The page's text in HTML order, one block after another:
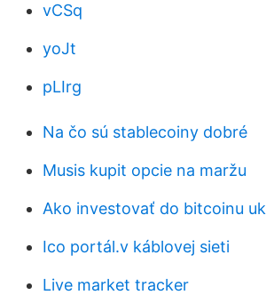
vCSq
yoJt
pLIrg
Na čo sú stablecoiny dobré
Musis kupit opcie na maržu
Ako investovať do bitcoinu uk
Ico portál.v káblovej sieti
Live market tracker